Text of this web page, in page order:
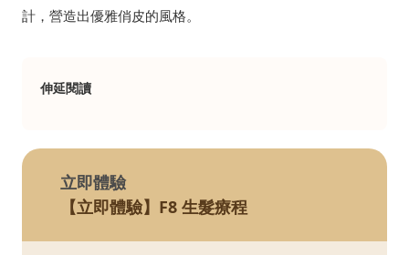
計，營造出優雅俏皮的風格。
伸延閱讀
立即體驗
【立即體驗】F8 生髮療程